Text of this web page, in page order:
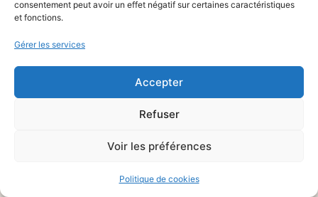
consentement peut avoir un effet négatif sur certaines caractéristiques
et fonctions.
Gérer les services
Accepter
Refuser
Voir les préférences
Politique de cookies